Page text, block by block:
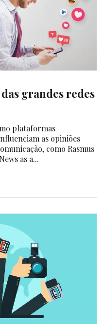
grandes redes
plataformas
as opiniões
como Rasmus
as a...